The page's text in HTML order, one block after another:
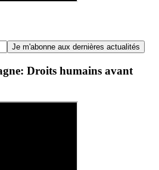
Droits humains avant